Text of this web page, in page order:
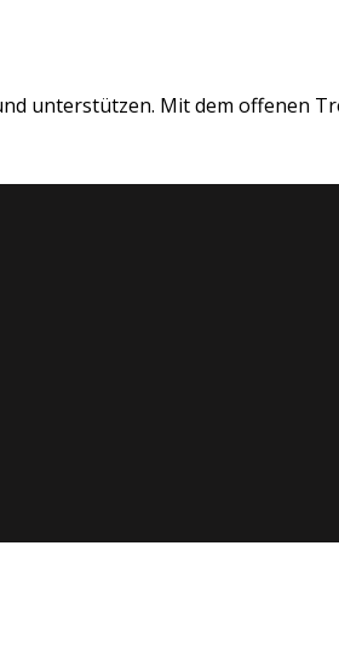
unterstützen. Mit dem offenen